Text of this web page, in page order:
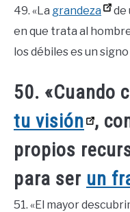
49. «La grandeza
de
en que trata al
los débiles es un
50. «Cuando
tu visión ,
propios
para ser un
51. «El mayor